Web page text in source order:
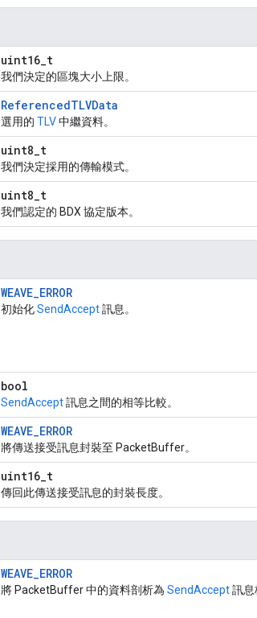
uint16_t
我們決定的區塊大小上限。
ReferencedTLVData
選用的 TLV中繼資料。
uint8_t
我們決定採用的傳輸模式。
uint8_t
我們認定的 BDX 協定版本。
WEAVE_ERROR
初始化SendAccept訊息。
bool
SendAccept訊息之間的相等比較。
WEAVE_ERROR
將傳送接受訊息封裝至 PacketBuffer。
uint16_t
傳回此傳送接受訊息的封裝長度。
WEAVE_ERROR
將 PacketBuffer 中的資料剖析為 SendAccept訊息